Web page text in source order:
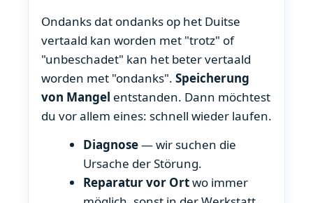
Ondanks dat ondanks op het Duitse
vertaald kan worden met "trotz" of
"unbeschadet" kan het beter vertaald
worden met "ondanks". Speicherung
von Mangel entstanden. Dann möchtest
du vor allem eines: schnell wieder laufen.
Diagnose— wir suchen die
Ursache der Störung.
Reparatur vor Ortwo immer